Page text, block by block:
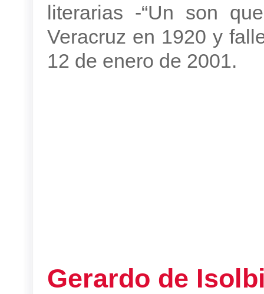
literarias -“Un son
Veracruz en 1920 y
12 de enero de 2001.
Gerardo de